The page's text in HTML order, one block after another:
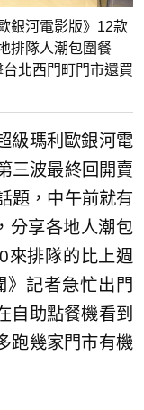
銀河電影版》12款
排隊人潮包圍餐
北西門町門市還買
級瑪利歐銀河電
三波最終回開賣
題，中午前就有
分享各地人潮包
來排隊的比上週
》記者急忙出門
自助點餐機看到
跑幾家門市有機